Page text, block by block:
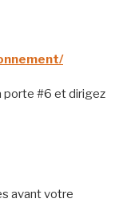
porte #6 et dirigez
avant votre